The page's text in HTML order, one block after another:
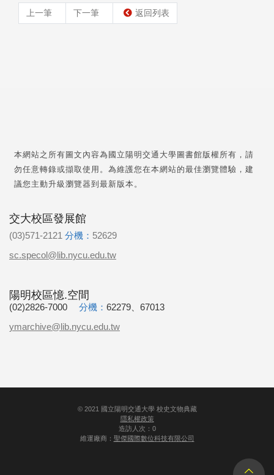
上一筆 下一筆 返回列表
本網站之所有圖文內容為國立陽明交通大學圖書館版權所有，請
勿任意轉錄或擷取使用。為維護您在本網站的最佳瀏覽體驗，建
議您主動升級瀏覽器到最新版本。
交大校區發展館
(03)571-2121 分機： 52629
sc.specol@lib.nycu.edu.tw
陽明校區憶.空間
(02)2826-7000 分機： 62279、67013
ymarchive@lib.nycu.edu.tw
© 2021 國立陽明交通大學 校史文物典藏
隱私權政策
造訪人次：0
維運廠商： 聖傑國際數位科技有限公司